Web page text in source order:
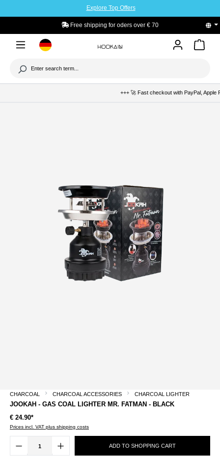
Explore Top Offers
Free shipping for oders over € 70
+++ 🚀 Fast checkout with PayPal, Apple
CHARCOAL CHARCOAL ACCESSORIES CHARCOAL LIGHTER
JOOKAH - GAS COAL LIGHTER MR. FATMAN - BLACK
€ 24.90*
Prices incl. VAT plus shipping costs
ADD TO SHOPPING CART